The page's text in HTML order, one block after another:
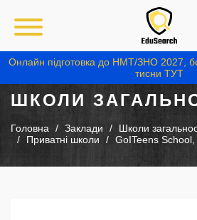
Онлайн підготовка до НМТ/ЗНО 2027,
тисни ТУТ
ШКОЛИ
Головна Заклади
Школи
Приватні школи
GoITeens